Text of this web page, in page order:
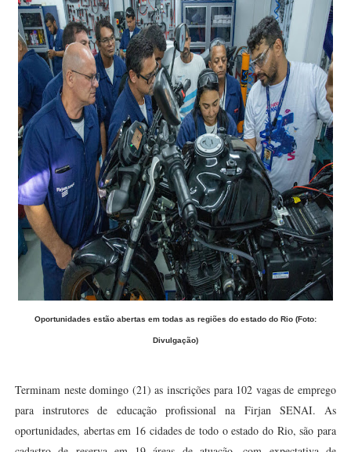
Oportunidades estão abertas em todas as regiões do estado do Rio (Foto:
Divulgação)
Terminam neste domingo (21) as inscrições para 102 vagas de emprego
para instrutores de educação profissional na Firjan SENAI. As
oportunidades, abertas em 16 cidades de todo o estado do Rio, são para